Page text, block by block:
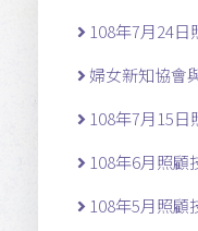
108年7月24日
婦女新知協會
108年7月15日
108年6月照顧
108年5月照顧